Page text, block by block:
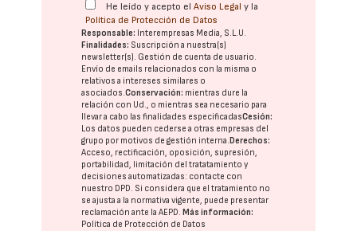
He leído y acepto elAviso Legal y la
Política de Protección de Datos
Responsable: Interempresas Media, S.L.U.
Finalidades: Suscripción a nuestra(s)
newsletter(s). Gestión de cuenta de usuario.
Envío de emails relacionados con la misma o
relativos a intereses similares o
asociados.Conservación: mientras dure la
relación con Ud., o mientras sea necesario para
llevar a cabo las finalidades especificadasCesión:
Los datos pueden cederse a otras empresas del
grupo por motivos de gestión interna. Derechos:
Acceso, rectificación, oposición, supresión,
portabilidad, limitación del tratatamiento y
decisiones automatizadas: contacte con
nuestro DPD. Si considera que el tratamiento no
se ajusta a la normativa vigente, puede presentar
reclamación ante laAEPD. Más información:
Política de Protección de Datos